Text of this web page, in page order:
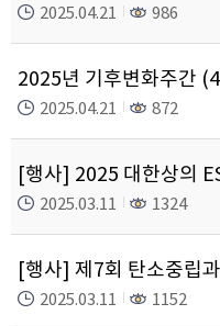
2025.04.21 986
2025년 기후변화주간
2025.04.21 872
[행사] 2025 대한상의
2025.03.11 1324
[행사] 제7회 탄소중립
2025.03.11 1152